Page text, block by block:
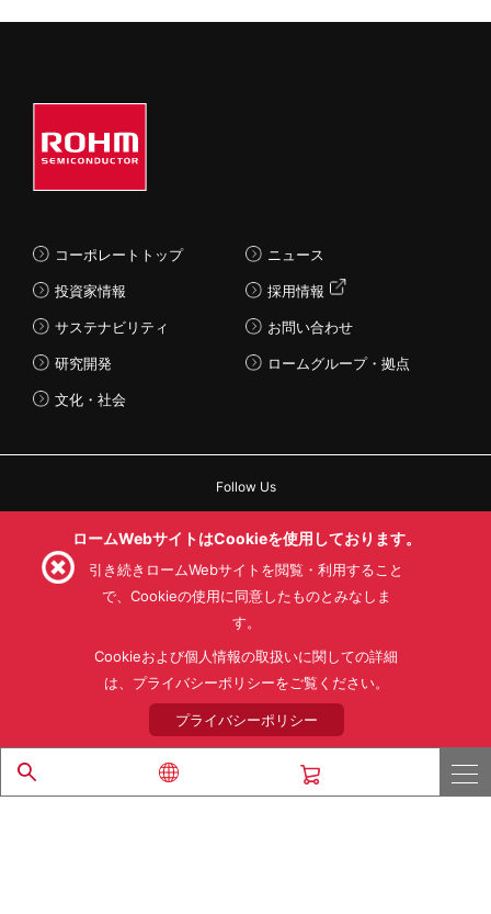
コーポレートトップ
投資家情報
サステナビリティ
研究開発
文化・社会
ニュース
採用情報
お問い合わせ
ロームグループ・拠点
Follow Us
利用規約 利用目的
SNS利用規約
プライバシーポリシー
ローム製品の販売に関する標準契約条件書(PDF)
ロームWebサイトはCookieを使用しております。
引き続きロームWebサイトを閲覧・利用すること
で、Cookieの使用に同意したものとみなしま
す。
Cookieおよび個人情報の取扱いに関しての詳細
は、プライバシーポリシーをご覧ください。
プライバシーポリシー